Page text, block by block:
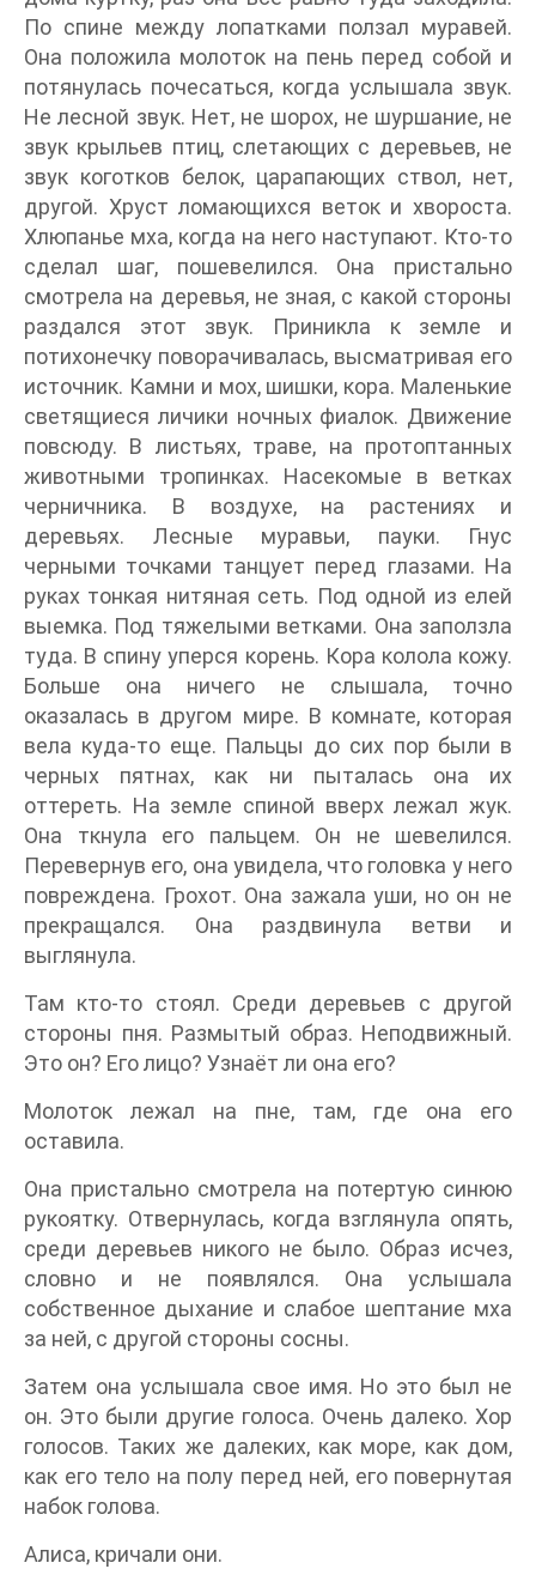
По спине между лопатками ползал муравей.
Она положила молоток на пень перед собой и
потянулась почесаться, когда услышала звук.
Не лесной звук. Нет, не шорох, не шуршание, не
звук крыльев птиц, слетающих с деревьев, не
звук коготков белок, царапающих ствол, нет,
другой. Хруст ломающихся веток и хвороста.
Хлюпанье мха, когда на него наступают. Кто-то
сделал шаг, пошевелился. Она пристально
смотрела на деревья, не зная, с какой стороны
раздался этот звук. Приникла к земле и
потихонечку поворачивалась, высматривая его
источник. Камни и мох, шишки, кора. Маленькие
светящиеся личики ночных фиалок. Движение
повсюду. В листьях, траве, на протоптанных
животными тропинках. Насекомые в ветках
черничника. В воздухе, на растениях и
деревьях. Лесные муравьи, пауки. Гнус
черными точками танцует перед глазами. На
руках тонкая нитяная сеть. Под одной из елей
выемка. Под тяжелыми ветками. Она заползла
туда. В спину уперся корень. Кора колола кожу.
Больше она ничего не слышала, точно
оказалась в другом мире. В комнате, которая
вела куда-то еще. Пальцы до сих пор были в
черных пятнах, как ни пыталась она их
оттереть. На земле спиной вверх лежал жук.
Она ткнула его пальцем. Он не шевелился.
Перевернув его, она увидела, что головка у него
повреждена. Грохот. Она зажала уши, но он не
прекращался. Она раздвинула ветви и
выглянула.
Там кто-то стоял. Среди деревьев с другой
стороны пня. Размытый образ. Неподвижный.
Это он? Его лицо? Узнаёт ли она его?
Молоток лежал на пне, там, где она его
оставила.
Она пристально смотрела на потертую синюю
рукоятку. Отвернулась, когда взглянула опять,
среди деревьев никого не было. Образ исчез,
словно и не появлялся. Она услышала
собственное дыхание и слабое шептание мха
за ней, с другой стороны сосны.
Затем она услышала свое имя. Но это был не
он. Это были другие голоса. Очень далеко. Хор
голосов. Таких же далеких, как море, как дом,
как его тело на полу перед ней, его повернутая
набок голова.
Алиса, кричали они.